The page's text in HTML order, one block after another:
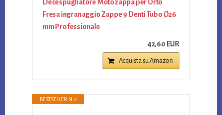
Decespugliatore Motozappa per Orto
Fresa ingranaggio Zappe 9 Denti Tubo Ø26
mm Professionale
42,60 EUR
Acquista su Amazon
BESTSELLER N. 2